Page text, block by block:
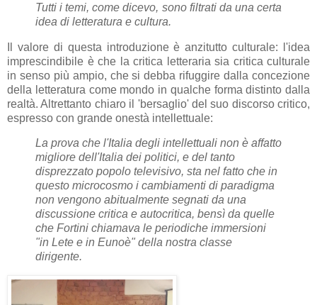
Tutti i temi, come dicevo, sono filtrati da una certa
idea di letteratura e cultura.
Il valore di questa introduzione è anzitutto culturale: l'idea
imprescindibile è che la critica letteraria sia critica culturale
in senso più ampio, che si debba rifuggire dalla concezione
della letteratura come mondo in qualche forma distinto dalla
realtà. Altrettanto chiaro il 'bersaglio' del suo discorso critico,
espresso con grande onestà intellettuale:
La prova che l'Italia degli intellettuali non è affatto
migliore dell'Italia dei politici, e del tanto
disprezzato popolo televisivo, sta nel fatto che in
questo microcosmo i cambiamenti di paradigma
non vengono abitualmente segnati da una
discussione critica e autocritica, bensì da quelle
che Fortini chiamava le periodiche immersioni
"in Lete e in Eunoè" della nostra classe
dirigente.